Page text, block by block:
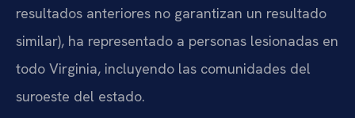
resultados anteriores no garantizan un resultado
similar), ha representado a personas lesionadas en
todo Virginia, incluyendo las comunidades del
suroeste del estado.